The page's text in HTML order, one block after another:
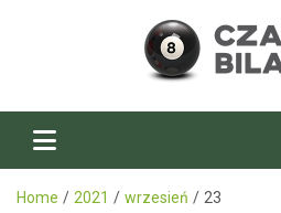
Home 2021 wrzesień 23